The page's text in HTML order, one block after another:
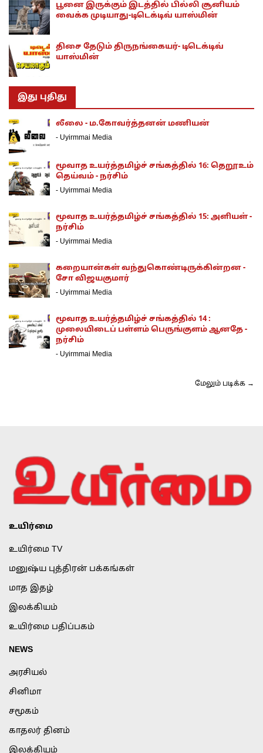
பூனை இருக்கும் இடத்தில் பில்லி சூனியம்
வைக்க முடியாது-டிடெக்டிவ் யாஸ்மின்
திசை தேடும் திருநங்கையர்- டிடெக்டிவ்
யாஸ்மின்
இது புதிது
லீலை - ம.கோவர்த்தனன் மணியன்
- Uyirmmai Media
மூவாத உயர்த்தமிழ்ச் சங்கத்தில் 16: தெறூஉம்
தெய்வம் - நர்சிம்
- Uyirmmai Media
மூவாத உயர்த்தமிழ்ச் சங்கத்தில் 15: அளியள் -
நர்சிம்
- Uyirmmai Media
கறையான்கள் வந்துகொண்டிருக்கின்றன -
சோ விஜயகுமார்
- Uyirmmai Media
மூவாத உயர்த்தமிழ்ச் சங்கத்தில் 14 :
முலையிடைப் பள்ளம் பெருங்குளம் ஆனதே -
நர்சிம்
- Uyirmmai Media
மேலும் படிக்க →
உயிர்மை
உயிர்மை TV
மனுஷ்ய புத்திரன் பக்கங்கள்
மாத இதழ்
இலக்கியம்
உயிர்மை பதிப்பகம்
NEWS
அரசியல்
சினிமா
சமூகம்
காதலர் தினம்
இலக்கியம்